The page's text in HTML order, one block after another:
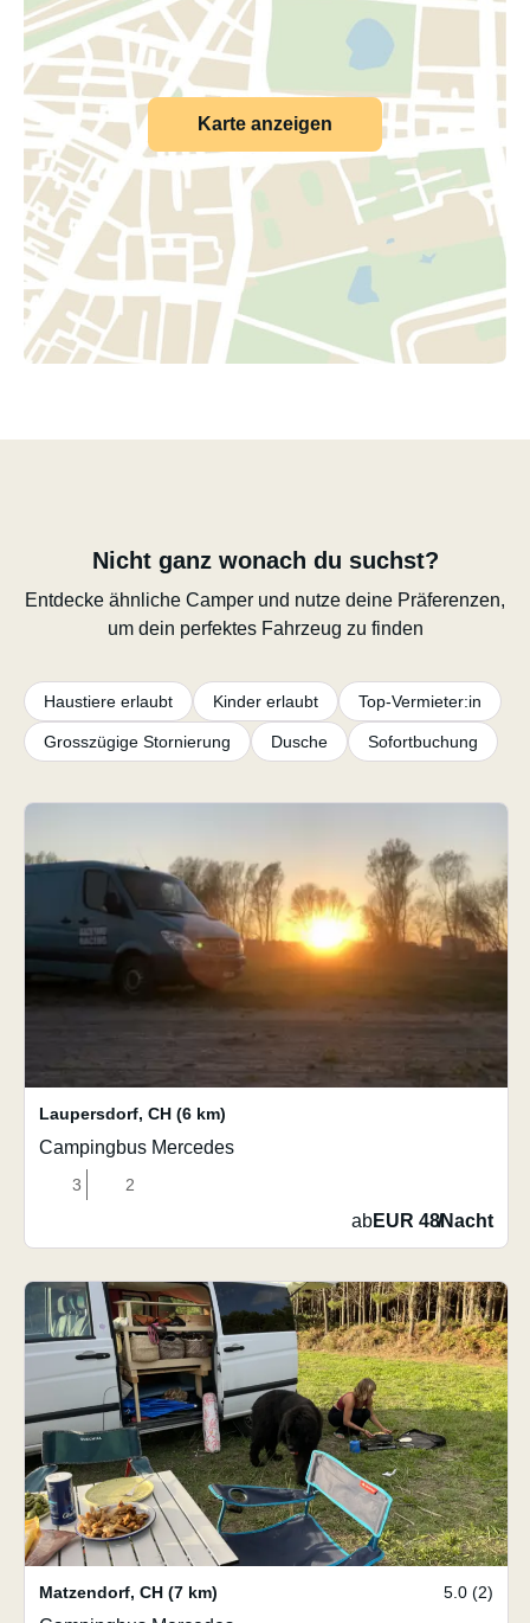
Karte anzeigen
Nicht ganz wonach du suchst?
Entdecke ähnliche Camper und nutze deine Präferenzen,
um dein perfektes Fahrzeug zu finden
Haustiere erlaubt Kinder erlaubt Top-Vermieter:in
Grosszügige Stornierung Dusche Sofortbuchung
Laupersdorf, CH (6 km)
Campingbus Mercedes
3 2
abEUR 48/Nacht
Matzendorf, CH (7 km) 5.0 (2)